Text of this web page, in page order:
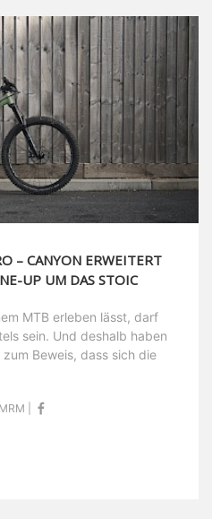
– CANYON ERWEITERT
UP UM DAS STOIC
MTB erleben lässt, darf
sein. Und deshalb haben
Beweis, dass sich die
|